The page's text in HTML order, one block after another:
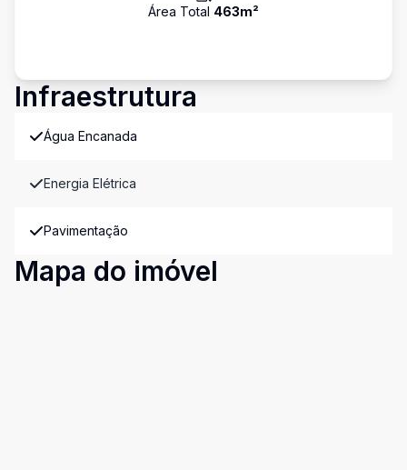
Área Total 463m²
Infraestrutura
Água Encanada
Energia Elétrica
Pavimentação
Mapa do imóvel